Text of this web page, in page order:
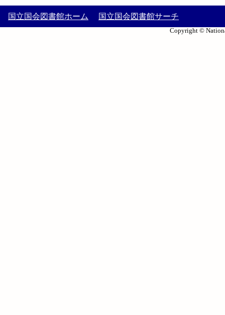
国立国会図書館ホーム 国立国会図書館サーチ
Copyright ©